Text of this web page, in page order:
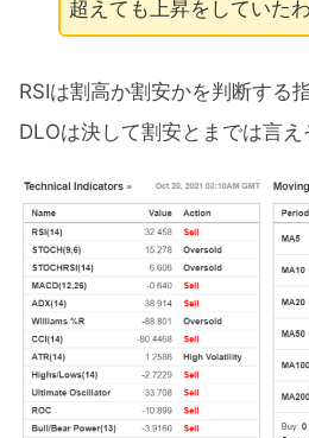
超えても上昇をしていたわ
RSIは割高か割安かを判断する
DLOは決して割安とまでは言え